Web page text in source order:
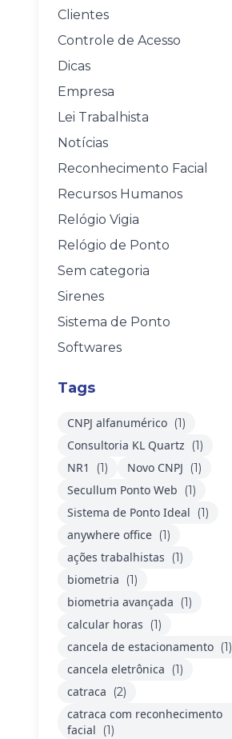
Clientes
Controle de Acesso
Dicas
Empresa
Lei Trabalhista
Notícias
Reconhecimento Facial
Recursos Humanos
Relógio Vigia
Relógio de Ponto
Sem categoria
Sirenes
Sistema de Ponto
Softwares
Tags
CNPJ alfanumérico (1)
Consultoria KL Quartz (1)
NR1 (1) Novo CNPJ (1)
Secullum Ponto Web (1)
Sistema de Ponto Ideal (1)
anywhere office (1)
ações trabalhistas (1)
biometria (1)
biometria avançada (1)
calcular horas (1)
cancela de estacionamento (1)
cancela eletrônica (1)
catraca (2)
catraca com reconhecimento
facial
(1)